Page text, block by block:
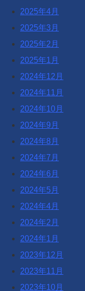
2025年4月
2025年3月
2025年2月
2025年1月
2024年12月
2024年11月
2024年10月
2024年9月
2024年8月
2024年7月
2024年6月
2024年5月
2024年4月
2024年2月
2024年1月
2023年12月
2023年11月
2023年10月